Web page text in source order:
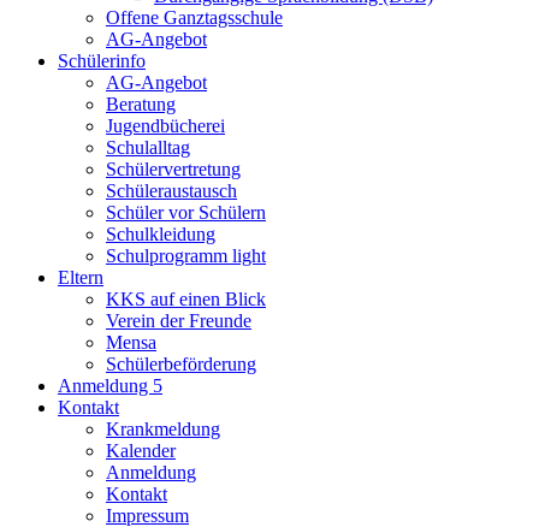
Offene Ganztagsschule
AG-Angebot
Schülerinfo
AG-Angebot
Beratung
Jugendbücherei
Schulalltag
Schülervertretung
Schüleraustausch
Schüler vor Schülern
Schulkleidung
Schulprogramm light
Eltern
KKS auf einen Blick
Verein der Freunde
Mensa
Schülerbeförderung
Anmeldung 5
Kontakt
Krankmeldung
Kalender
Anmeldung
Kontakt
Impressum